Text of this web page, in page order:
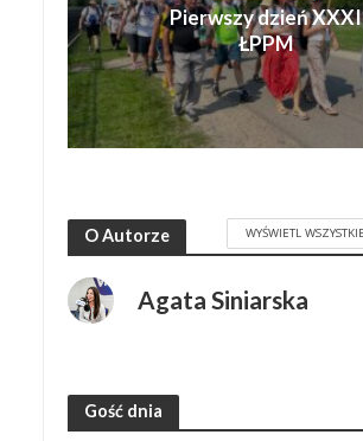
Pierwszy dzień XXXI
ŁPPM
O Autorze WYŚWIETL
Agata Siniarska
Gość dnia